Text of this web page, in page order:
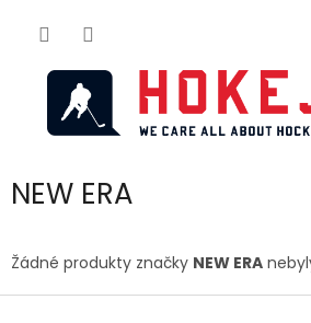
NEW ERA
Žádné produkty značky NEW ERA
Z